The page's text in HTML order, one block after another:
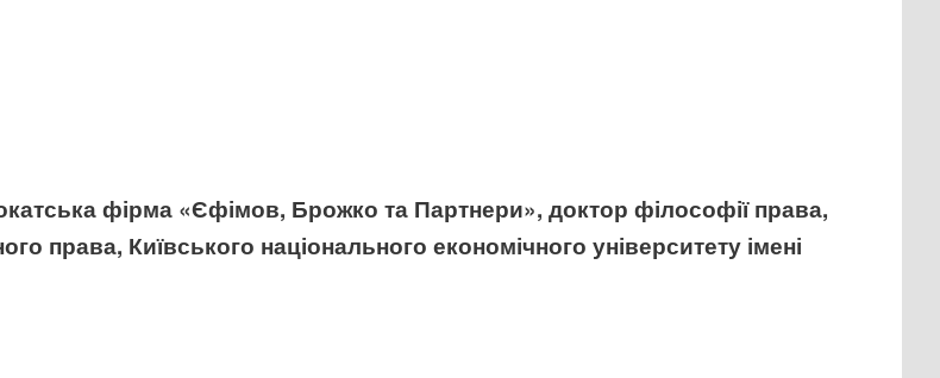
фірма «Єфімов, Брожко та Партнери», доктор філософії права,
права, Київського національного економічного університету імені